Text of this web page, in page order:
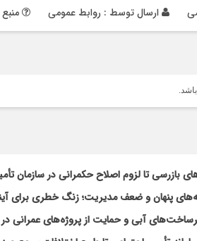
ارسال توسط : روابط عمومی
بازرسی تا لزوم اصلاح حکمرانی در سازمان
پنهان و ضعف مدیریت؛ زنگ خطری برای
آبی و حمایت از پروژه‌های عمرانی